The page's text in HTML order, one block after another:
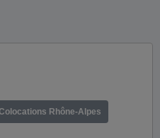
Rhône-Alpes